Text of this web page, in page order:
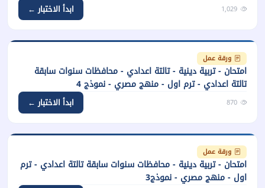
1,029 ابدأ الاختبار ←
ورقة عمل
امتحان - تربية دينية - تالتة اعدادي - محافظات سنوات سابقة
تالتة اعدادي - ترم اول - منهج مصري - نموذج 4
870 ابدأ الاختبار ←
ورقة عمل
امتحان - تربية دينية - محافظات سنوات سابقة تالتة اعدادي - ترم
اول - منهج مصري - نموذج3